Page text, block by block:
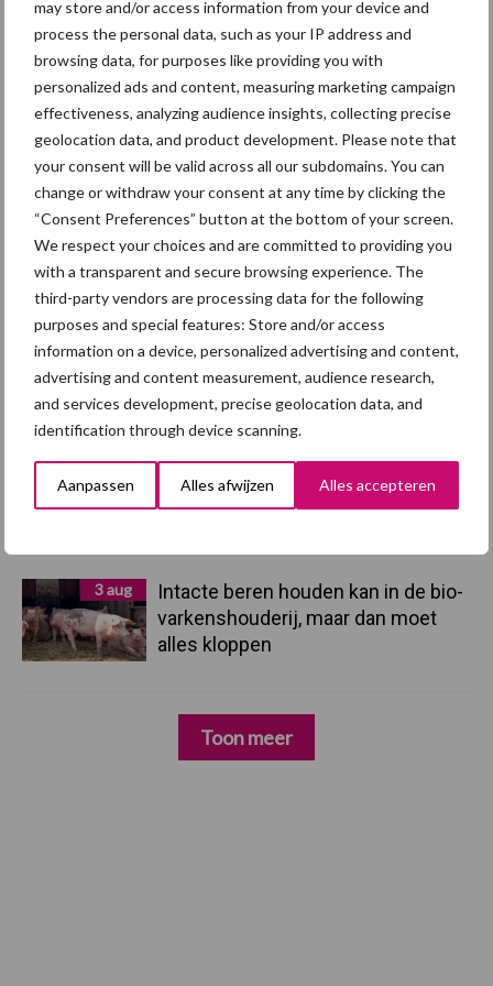
may store and/or access information from your device and
process the personal data, such as your IP address and
browsing data, for purposes like providing you with
personalized ads and content, measuring marketing campaign
effectiveness, analyzing audience insights, collecting precise
geolocation data, and product development. Please note that
your consent will be valid across all our subdomains. You can
change or withdraw your consent at any time by clicking the
“Consent Preferences” button at the bottom of your screen.
We respect your choices and are committed to providing you
with a transparent and secure browsing experience. The
third-party vendors are processing data for the following
purposes and special features: Store and/or access
information on a device, personalized advertising and content,
advertising and content measurement, audience research,
and services development, precise geolocation data, and
identification through device scanning.
Aanpassen Alles afwijzen Alles accepteren
Primaire
Sidebar
Recent nieuws Partner nieuws
“Vraag naar praktische
hygieneoplossingen is in Polen
groter dan ooit”
5 aug
Eliminatieprotocol voor
Mycoplasma hyopneumoniae
4 aug
AVP in Finland onderstreept dat
alertheid belangrijk is, zeker nu
Vlaamse mestbalans in evenwicht
dankzij groei van
3 aug
Intacte beren houden kan in de bio-
varkenshouderij, maar dan moet
alles kloppen
Toon meer